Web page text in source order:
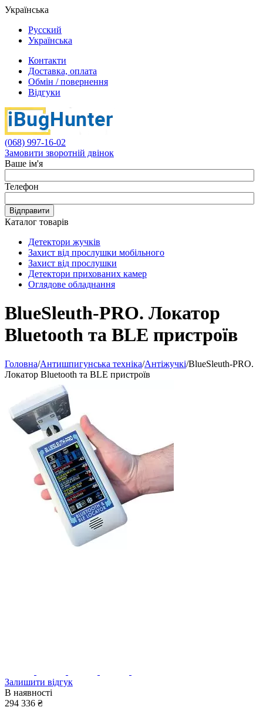
Українська
Русский
Українська
Контакти
Доставка, оплата
Обмін / повернення
Відгуки
(068) 997-16-02
Замовити зворотній двінок
Ваше ім'я
Телефон
Відправити
Каталог товарів
Детектори жучків
Захист від прослушки мобільного
Захист від прослушки
Детектори прихованих камер
Оглядове обладнання
BlueSleuth-PRO. Локатор
Bluetooth та BLE пристроїв
Головна/Антишпигунська техніка/Антіжучкі/BlueSleuth-PRO.
Локатор Bluetooth та BLE пристроїв
Залишити відгук
В наявності
294 336 ₴